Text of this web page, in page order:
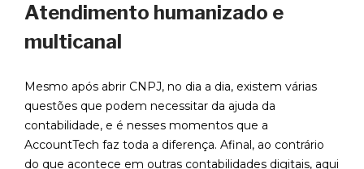
Atendimento humanizado e
multicanal
Mesmo após abrir CNPJ, no dia a dia, existem várias
questões que podem necessitar da ajuda da
contabilidade, e é nesses momentos que a
AccountTech faz toda a diferença. Afinal, ao contrário
do que acontece em outras contabilidades digitais, aqui